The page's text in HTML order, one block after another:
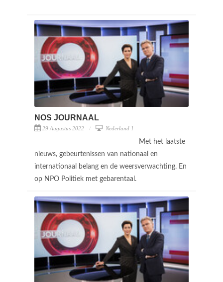
NOS JOURNAAL
29 Augustus 2022 Nederland 1
Met het laatste
nieuws, gebeurtenissen van nationaal en
internationaal belang en de weersverwachting. En
op NPO Politiek met gebarentaal.